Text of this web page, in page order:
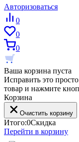
Авторизоваться
0
0
0
Ваша корзина пуста
Исправить это
товар и нажмите
Корзина
Очистить корзину
Итого:0Скидка
Перейти в корзину